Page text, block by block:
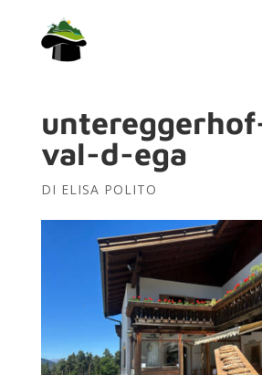
val-d-ega
DI ELISA POLITO